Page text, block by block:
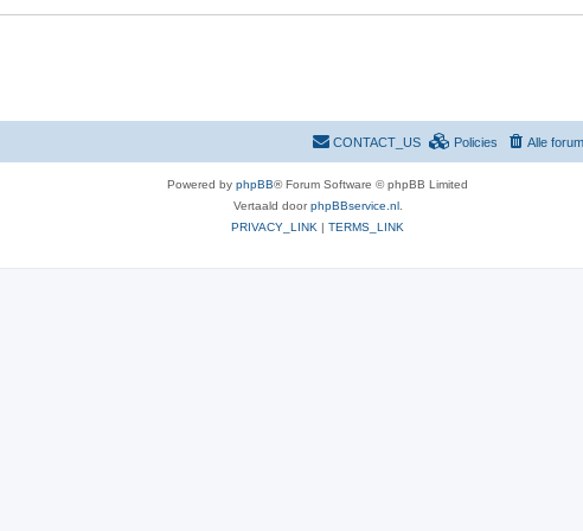
i
Alle
Policies
CONTACT_US
Powered by phpBB® Forum Software © phpBB Limited
Vertaald doorphpBBservice.nl.
PRIVACY_LINK | TERMS_LINK